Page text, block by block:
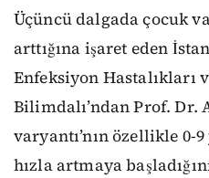
Üçüncü dalgada çocuk
arttığına işaret eden
Enfeksiyon
Bilimdalı’ndan Prof. Dr.
varyantı’nın özellikle
hızla artmaya